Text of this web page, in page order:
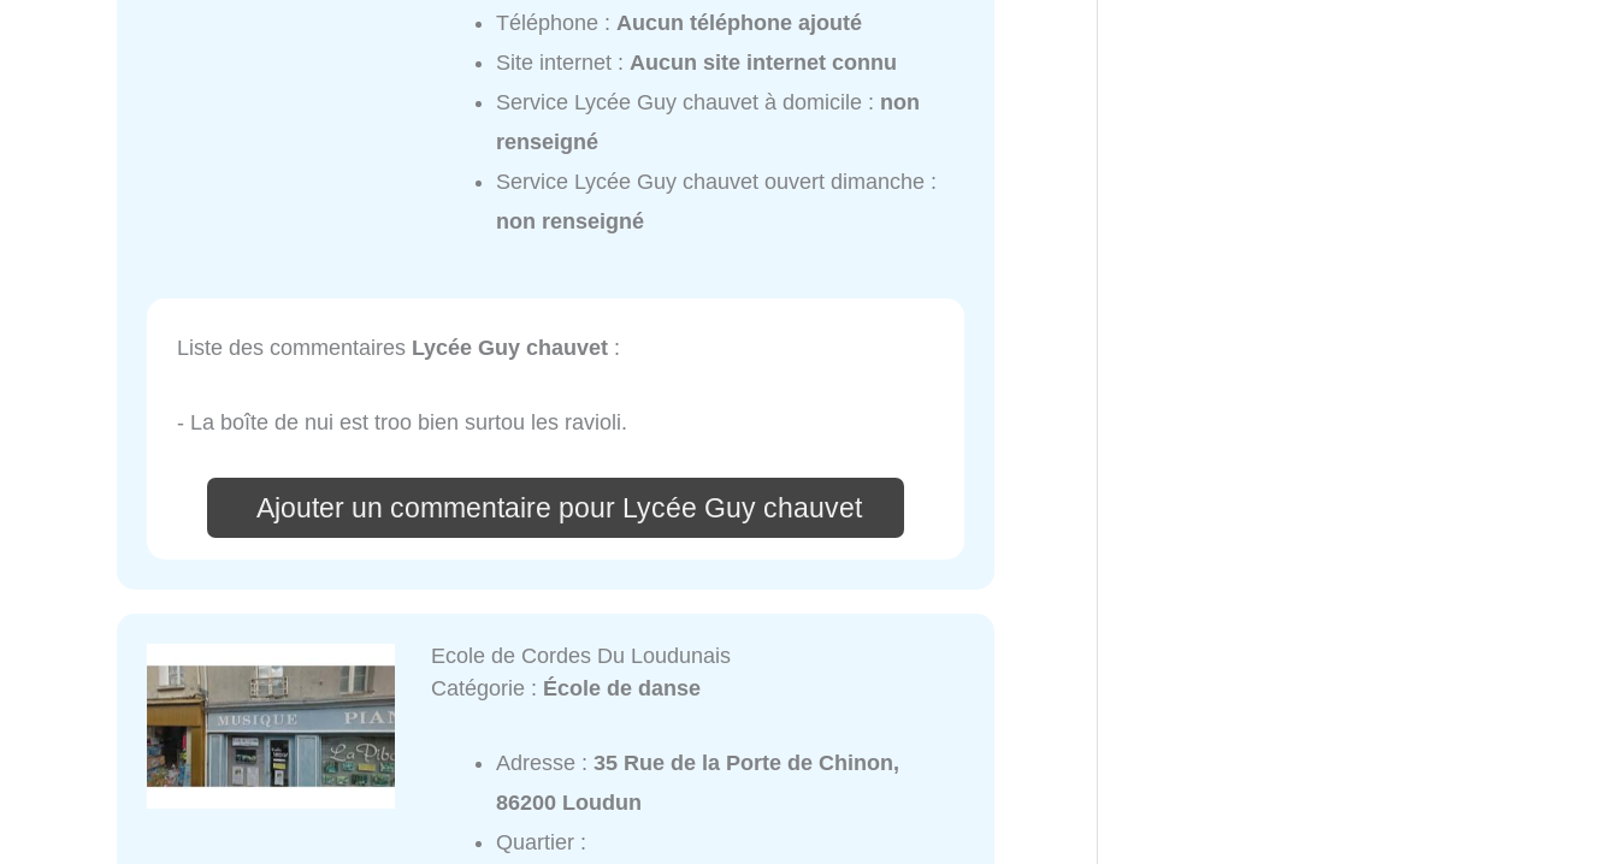
Téléphone :Aucun téléphone ajouté
Site internet :Aucun site internet connu
Service Lycée Guy chauvet à domicile : non
renseigné
Service Lycée Guy chauvet ouvert dimanche :
non renseigné
Liste des commentaires Lycée Guy chauvet :
- La boîte de nui est troo bien surtou les ravioli.
Ajouter un commentaire pour Lycée Guy chauvet
Ecole de Cordes Du Loudunais
Catégorie : École de danse
Adresse :35 Rue de la Porte de Chinon,
86200 Loudun
Quartier :